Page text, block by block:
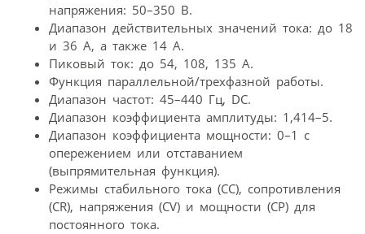
напряжения: 50–350 В.
Диапазон действительных значений тока: до 18
и 36 А, а также 14 А.
Пиковый ток: до 54, 108, 135 А.
Функция параллельной/трехфазной работы.
Диапазон частот: 45–440 Гц, DC.
Диапазон коэффициента амплитуды: 1,414–5.
Диапазон коэффициента мощности: 0–1 с
опережением или отставанием
(выпрямительная функция).
Режимы стабильного тока (СС), сопротивления
(СR), напряжения (CV) и мощности (CP) для
постоянного тока.